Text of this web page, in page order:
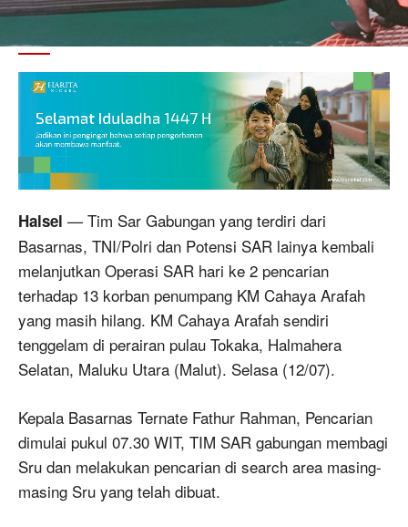
Halsel — Tim Sar Gabungan yang terdiri dari
Basarnas, TNI/Polri dan Potensi SAR lainya kembali
melanjutkan Operasi SAR hari ke 2 pencarian
terhadap 13 korban penumpang KM Cahaya Arafah
yang masih hilang. KM Cahaya Arafah sendiri
tenggelam di perairan pulau Tokaka, Halmahera
Selatan, Maluku Utara (Malut). Selasa (12/07).
Kepala Basarnas Ternate Fathur Rahman, Pencarian
dimulai pukul 07.30 WIT, TIM SAR gabungan membagi
Sru dan melakukan pencarian di search area masing-
masing Sru yang telah dibuat.